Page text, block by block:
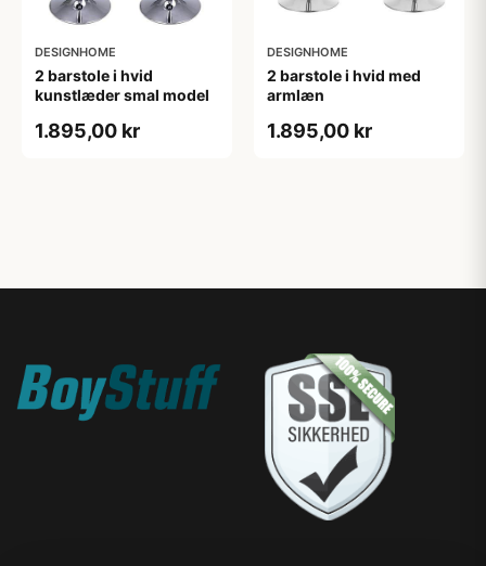
DESIGNHOME
2 barstole i hvid
kunstlæder smal model
1.895,00 kr
DESIGNHOME
2 barstole i hvid med
armlæn
1.895,00 kr